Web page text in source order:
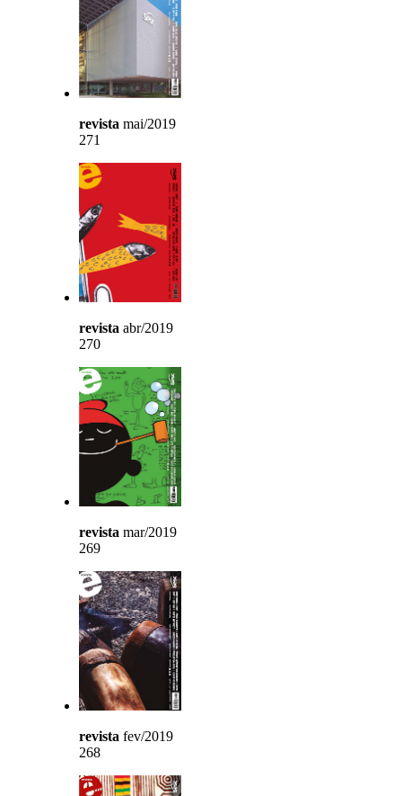
revista mai/2019
271
revista abr/2019
270
revista mar/2019
269
revista fev/2019
268